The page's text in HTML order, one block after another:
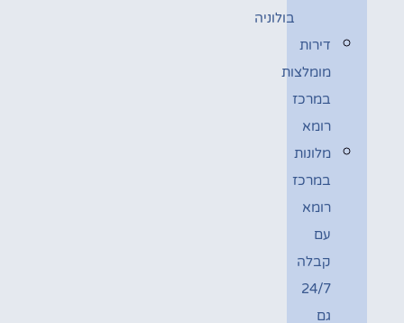
בולוניה
דירות
מומלצות
במרכז
רומא
מלונות
במרכז
רומא
עם
קבלה
24/7
גם